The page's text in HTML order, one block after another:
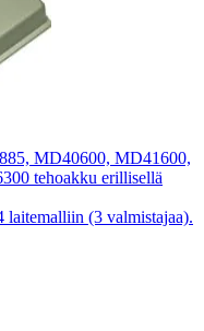
MD40600, MD41600,
tehoakku erillisellä
laitemalliin (3 valmistajaa).